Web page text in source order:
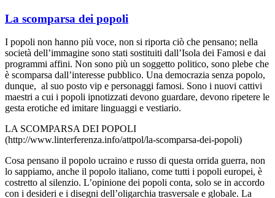
La scomparsa dei popoli
I popoli non hanno più voce, non si riporta ciò che pensano; nella
società dell’immagine sono stati sostituiti dall’Isola dei Famosi e dai
programmi affini. Non sono più un soggetto politico, sono plebe che
è scomparsa dall’interesse pubblico. Una democrazia senza popolo,
dunque, al suo posto vip e personaggi famosi. Sono i nuovi cattivi
maestri a cui i popoli ipnotizzati devono guardare, devono ripetere le
gesta erotiche ed imitare linguaggi e vestiario.
LA SCOMPARSA DEI POPOLI
(http://www.linterferenza.info/attpol/la-scomparsa-dei-popoli)
Cosa pensano il popolo ucraino e russo di questa orrida guerra, non
lo sappiamo, anche il popolo italiano, come tutti i popoli europei, è
costretto al silenzio. L’opinione dei popoli conta, solo se in accordo
con i desideri e i disegni dell’oligarchia trasversale e globale. La